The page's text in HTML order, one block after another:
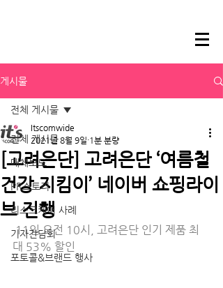
게시물
전체 게시물
매체보도
PR스토리
리스크케어 사례
기자간담회
포토콜&브랜드 행사
전체 게시물
[고려은단] 고려은단 ‘여름철
건강 지킴이’ 네이버 쇼핑라이
브 진행
Itscomwide
2021년 8월 9일 1분 분량
11일 오전 10시, 고려은단 인기 제품 최
대 53% 할인